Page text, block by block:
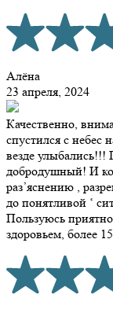
Алёна
23 апреля, 2024
Качественно,
спустился с небес
везде
добродушный! И
раз’яснению ,
до понятливой ‘
Пользуюсь
здоровьем, более